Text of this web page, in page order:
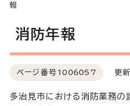
報
消防年報
ページ番号 1006057 更新
多治見市における消防業務